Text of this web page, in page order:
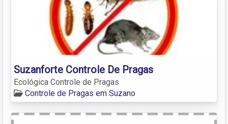
Suzanforte Controle De Pragas
Ecológica Controle de Pragas
Controle de Pragas em Suzano